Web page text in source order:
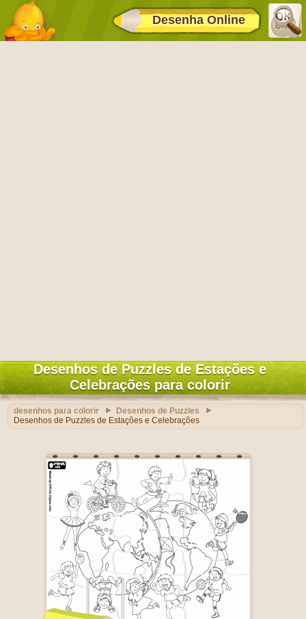
Desenha Online
Desenhos de Puzzles de Estações e
Celebrações para colorir
desenhos para colorir
Desenhos de Puzzles
Desenhos de Puzzles de Estações e Celebrações